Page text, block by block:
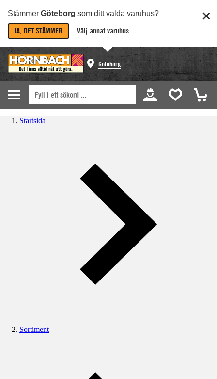
Stämmer Göteborg som ditt valda varuhus?
JA, DET STÄMMER Välj annat varuhus
Göteborg
Startsida
Sortiment